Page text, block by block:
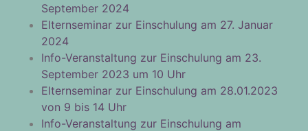
September 2024
Elternseminar zur Einschulung am 27. Januar
2024
Info-Veranstaltung zur Einschulung am 23.
September 2023 um 10 Uhr
Elternseminar zur Einschulung am 28.01.2023
von 9 bis 14 Uhr
Info-Veranstaltung zur Einschulung am